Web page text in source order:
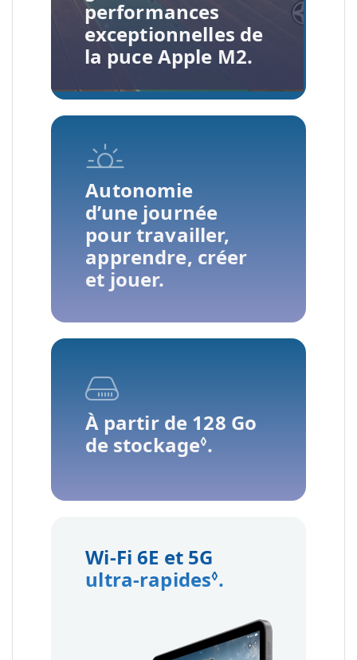
performances
exceptionnelles de
la puce Apple M2.
Autonomie
d’une journée
pour travailler,
apprendre, créer
et jouer.
À partir de 128 Go
de stockage◊Renvoi aux
.
Wi‑Fi 6E et 5G
ultra‑rapides◊Renvoi aux
.